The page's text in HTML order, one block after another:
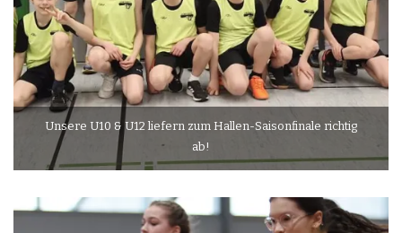
Unsere U10 & U12 liefern zum Hallen-Saisonfinale richtig
ab!